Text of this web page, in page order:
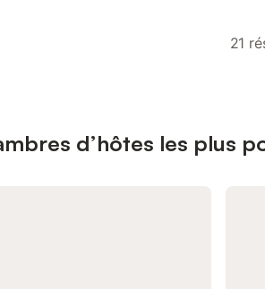
21
d’hôtes les plus